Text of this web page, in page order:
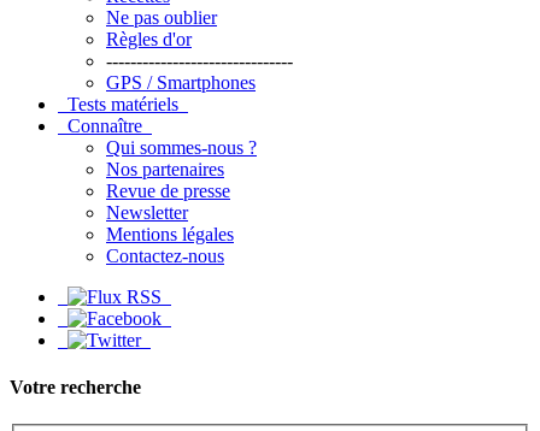
Ne pas oublier
Règles d'or
-------------------------------
GPS / Smartphones
Tests matériels
Connaître
Qui sommes-nous ?
Nos partenaires
Revue de presse
Newsletter
Mentions légales
Contactez-nous
Votre recherche